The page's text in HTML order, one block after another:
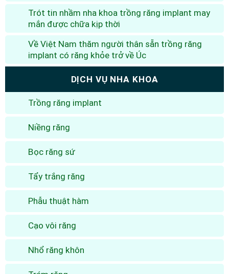
Trót tin nhầm nha khoa trồng răng implant may
mắn được chữa kịp thời
Về Việt Nam thăm người thân sẵn trồng răng
implant có răng khỏe trở về Úc
DỊCH VỤ NHA KHOA
Trồng răng implant
Niềng răng
Bọc răng sứ
Tẩy trắng răng
Phẫu thuật hàm
Cạo vôi răng
Nhổ răng khôn